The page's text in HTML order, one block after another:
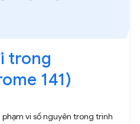
trong
141)
vi số nguyên trong trình